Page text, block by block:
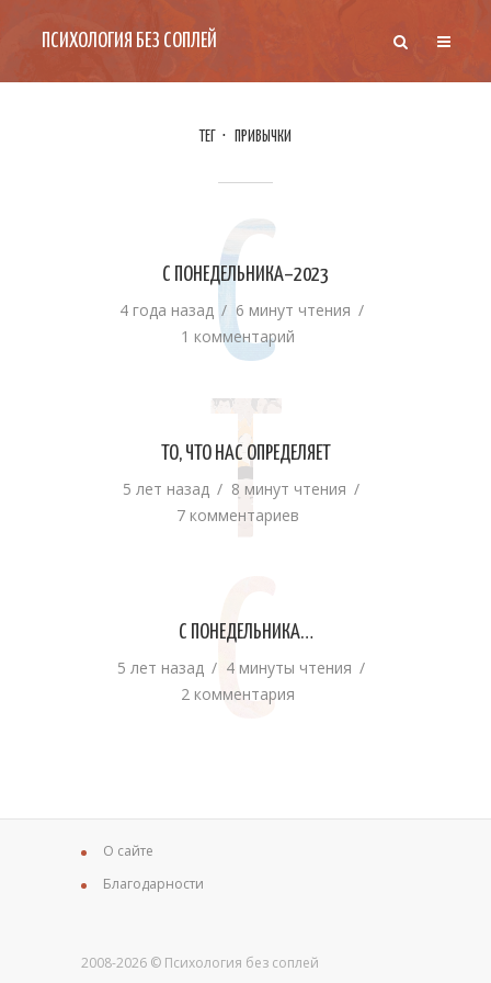
ПСИХОЛОГИЯ БЕЗ СОПЛЕЙ
ТЕГ ПРИВЫЧКИ
С ПОНЕДЕЛЬНИКА–2023
4 года назад
6 минут чтения
1 комментарий
С
ТО, ЧТО НАС ОПРЕДЕЛЯЕТ
5 лет назад
8 минут чтения
7 комментариев
Т
С ПОНЕДЕЛЬНИКА…
5 лет назад
4 минуты чтения
2 комментария
С
О сайте
Благодарности
2008-2026 © Психология без соплей